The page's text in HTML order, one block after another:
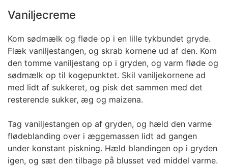
Vaniljecreme
Kom sødmælk og fløde op i en lille tykbundet gryde.
Flæk vaniljestangen, og skrab kornene ud af den. Kom
den tomme vaniljestang op i gryden, og varm fløde og
sødmælk op til kogepunktet. Skil vaniljekornene ad
med lidt af sukkeret, og pisk det sammen med det
resterende sukker, æg og maizena.
Tag vaniljestangen op af gryden, og hæld den varme
flødeblanding over i æggemassen lidt ad gangen
under konstant piskning. Hæld blandingen op i gryden
igen, og sæt den tilbage på blusset ved middel varme.